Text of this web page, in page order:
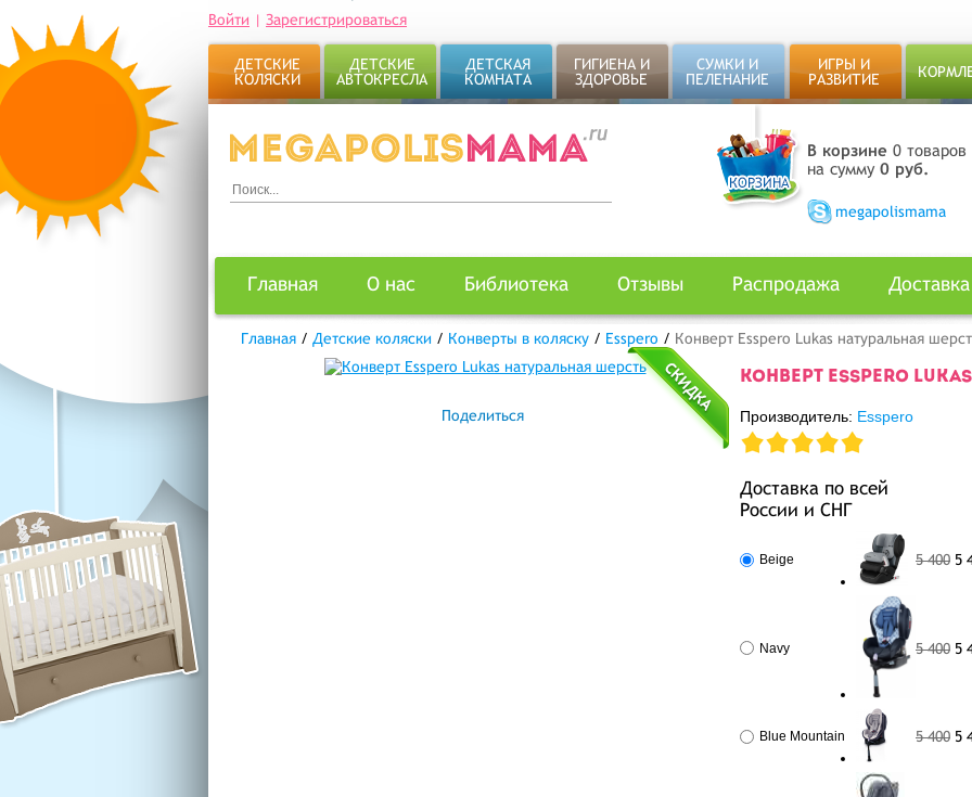
Войти | Зарегистрироваться
ДЕТСКИЕ
КОЛЯСКИ
ДЕТСКИЕ
АВТОКРЕСЛА
ДЕТСКАЯ
КОМНАТА
ГИГИЕНА И
ЗДОРОВЬЕ
СУМКИ И
ПЕЛЕНАНИЕ
ИГРЫ И
РАЗВИТИЕ
В корзине 0 товаров
на сумму 0 руб.
megapolismama
Главная О нас Библиотека Отзывы Распродажа Доставка
Главная / Детские коляски / Конверты в коляску / Esspero / Конверт Esspero Lukas натуральная
Поделиться
КОНВЕРТ ESSPERO
Производитель: Esspero
Доставка по всей
России и СНГ
Beige 5 400 5
Navy 5 400 5
Blue Mountain 5 400 5